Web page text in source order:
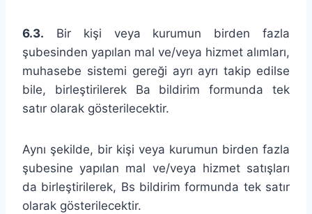
6.3. Bir kişi veya kurumun birden fazla
şubesinden yapılan mal ve/veya hizmet alımları,
muhasebe sistemi gereği ayrı ayrı takip edilse
bile, birleştirilerek Ba bildirim formunda tek
satır olarak gösterilecektir.
Aynı şekilde, bir kişi veya kurumun birden fazla
şubesine yapılan mal ve/veya hizmet satışları
da birleştirilerek, Bs bildirim formunda tek satır
olarak gösterilecektir.